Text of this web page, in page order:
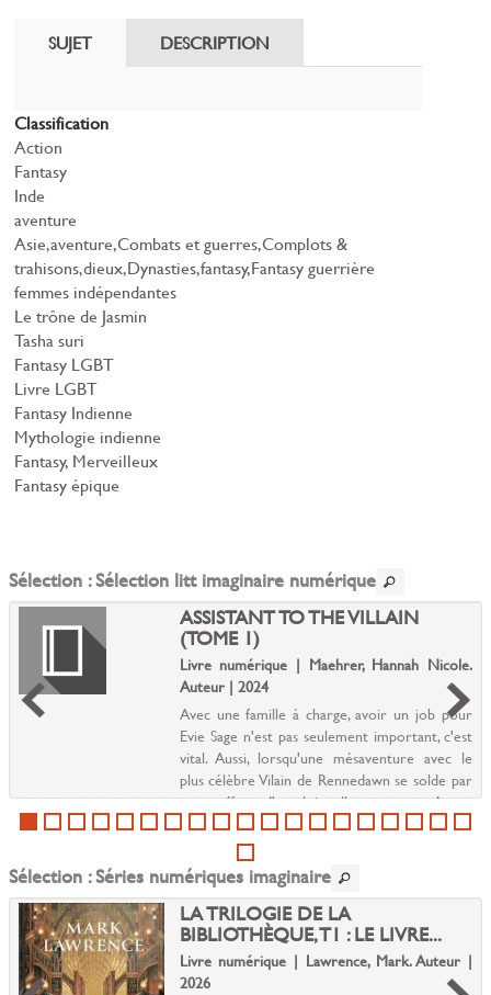
SUJET DESCRIPTION
Classification
Action
Fantasy
Inde
aventure
Asie,aventure,Combats et guerres,Complots &
trahisons,dieux,Dynasties,fantasy,Fantasy guerrière
femmes indépendantes
Le trône de Jasmin
Tasha suri
Fantasy LGBT
Livre LGBT
Fantasy Indienne
Mythologie indienne
Fantasy, Merveilleux
Fantasy épique
Sélection : Sélection litt imaginaire numérique
ASSISTANT TO THE VILLAIN
(TOME 1)
Livre numérique | Maehrer, Hannah Nicole.
Auteur | 2024
Avec une famille à charge, avoir un job pour
Evie Sage n'est pas seulement important, c'est
vital. Aussi, lorsqu'une mésaventure avec le
plus célèbre Vilain de Rennedawn se solde par
une offre d'emploi, elle accepte. Aucun
travail...
Sélection : Séries numériques imaginaire
LA TRILOGIE DE LA
BIBLIOTHÈQUE, T1 : LE LIVRE...
Livre numérique | Lawrence, Mark. Auteur |
2026